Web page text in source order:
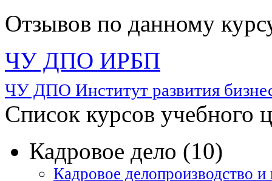
Отзывов по данному
ЧУ ДПО ИРБП
ЧУ ДПО Институт развития
Список курсов учебного
Кадровое дело (10)
Кадровое делопроизводство